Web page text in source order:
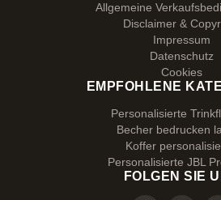
Allgemeine
Disclaimer &
Impressum
Datenschutz
Cookies
EMPFOHLENE
Personalisierte
Becher bedrucken
Koffer
Personalisierte JBL
FOLGEN SIE